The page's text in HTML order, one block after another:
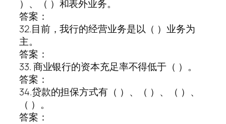
）、（ ）和表外业务。
答案：
32.目前，我行的经营业务是以（ ）业务为
主。
答案：
33. 商业银行的资本充足率不得低于（ ）。
答案：
34.贷款的担保方式有（ ）、（ ）、（ ）、
（ ）。
答案：